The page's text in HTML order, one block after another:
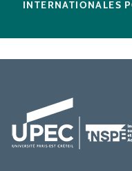
INTERNATIONALES